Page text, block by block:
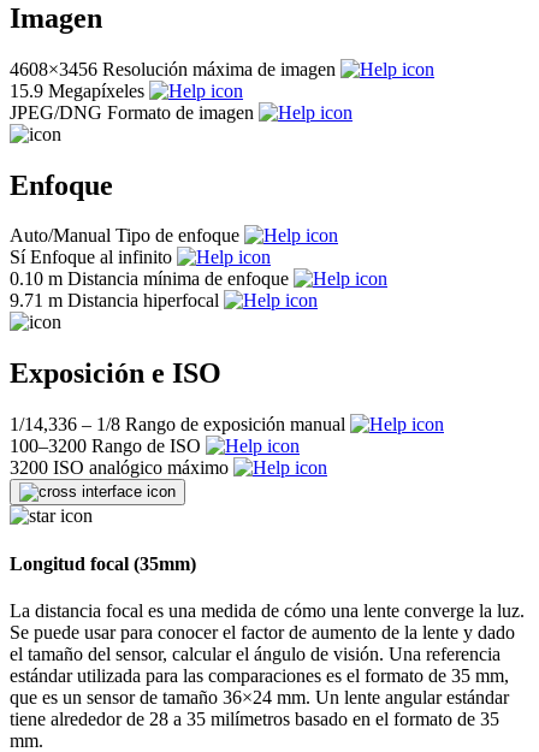
Imagen
4608×3456 Resolución máxima de imagen
15.9 Megapíxeles
JPEG/DNG Formato de imagen
Enfoque
Auto/Manual Tipo de enfoque
Sí Enfoque al infinito
0.10 m Distancia mínima de enfoque
9.71 m Distancia hiperfocal
Exposición e ISO
1/14,336 – 1/8 Rango de exposición manual
100–3200 Rango de ISO
3200 ISO analógico máximo
Longitud focal (35mm)
La distancia focal es una medida de cómo una lente converge la luz.
Se puede usar para conocer el factor de aumento de la lente y dado
el tamaño del sensor, calcular el ángulo de visión. Una referencia
estándar utilizada para las comparaciones es el formato de 35 mm,
que es un sensor de tamaño 36×24 mm. Un lente angular estándar
tiene alrededor de 28 a 35 milímetros basado en el formato de 35
mm.